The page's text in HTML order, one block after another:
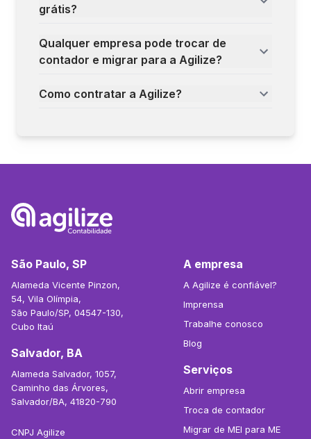
grátis?
Qualquer empresa pode trocar de
contador e migrar para a Agilize?
Como contratar a Agilize?
São Paulo, SP
Alameda Vicente Pinzon,
54, Vila Olímpia,
São Paulo/SP, 04547-130,
Cubo Itaú
Salvador, BA
Alameda Salvador, 1057,
Caminho das Árvores,
Salvador/BA, 41820-790
CNPJ Agilize
A empresa
A Agilize é confiável?
Imprensa
Trabalhe conosco
Blog
Serviços
Abrir empresa
Troca de contador
Migrar de MEI para ME